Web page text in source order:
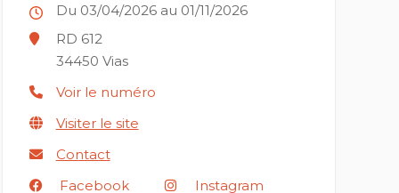
Du 03/04/2026 au 01/11/2026
RD 612
34450 Vias
Voir le numéro
Visiter le site
Contact
Facebook
Instagram